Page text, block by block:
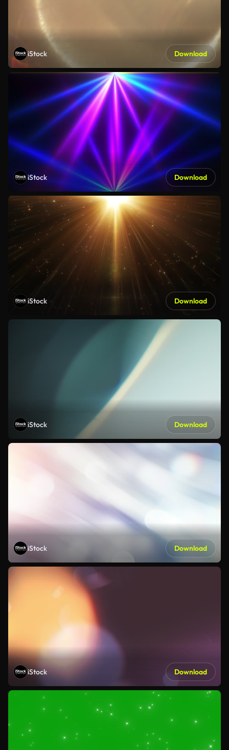
iStock Download
iStock Download
iStock Download
iStock Download
iStock Download
iStock Download